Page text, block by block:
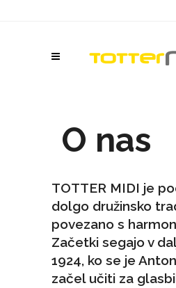
O nas
TOTTER MIDI je
dolgo družinsko
povezano s
Začetki segajo v
1924, ko se je
začel učiti za